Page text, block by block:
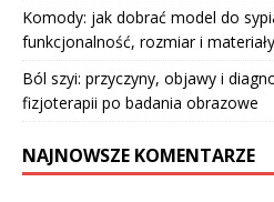
Komody: jak dobrać model do
funkcjonalność, rozmiar i materiały
Ból szyi: przyczyny, objawy i
fizjoterapii po badania obrazowe
NAJNOWSZE KOMENTARZE